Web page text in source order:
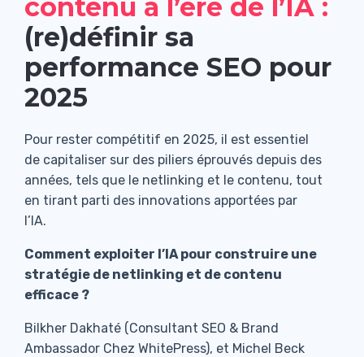
contenu à l’ère de l’IA :
(re)définir sa
performance SEO pour
2025
Pour rester compétitif en 2025, il est essentiel
de capitaliser sur des piliers éprouvés depuis des
années, tels que le netlinking et le contenu, tout
en tirant parti des innovations apportées par
l’IA.
Comment exploiter l’IA pour construire une
stratégie de netlinking et de contenu
efficace ?
Bilkher Dakhaté (Consultant SEO & Brand
Ambassador Chez WhitePress), et Michel Beck